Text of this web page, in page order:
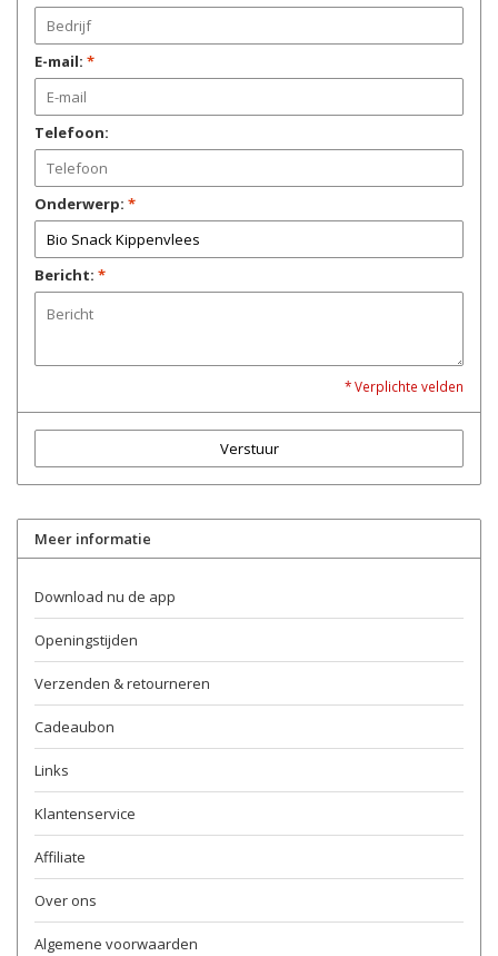
E-mail: *
Telefoon:
Onderwerp: *
Bericht: *
* Verplichte velden
Verstuur
Meer informatie
Download nu de app
Openingstijden
Verzenden & retourneren
Cadeaubon
Links
Klantenservice
Affiliate
Over ons
Algemene voorwaarden